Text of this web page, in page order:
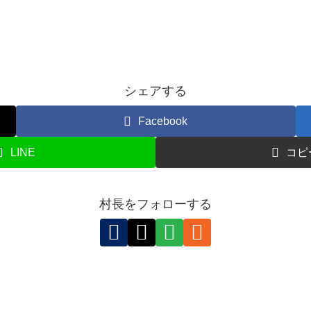
シェアする
Facebook
LINE コピ
村長をフォローする